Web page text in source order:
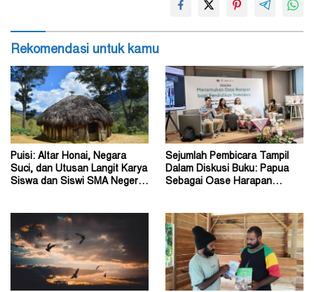
Rekomendasi untuk kamu
Puisi: Altar Honai, Negara
Suci, dan Utusan Langit Karya
Siswa dan Siswi SMA Negeri 1
Sejumlah Pembicara Tampil
Dalam Diskusi Buku: Papua
Sebagai Oase Harapan